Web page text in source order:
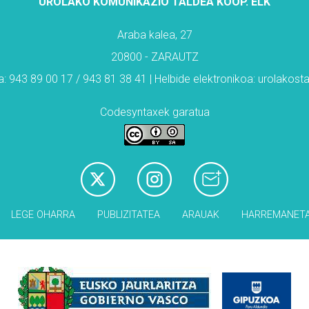
Araba kalea, 27
20800 - ZARAUTZ
943 89 00 17 / 943 81 38 41 | Helbide elektronikoa:
Codesyntaxek garatua
LEGE OHARRA PUBLIZITATEA ARAUAK